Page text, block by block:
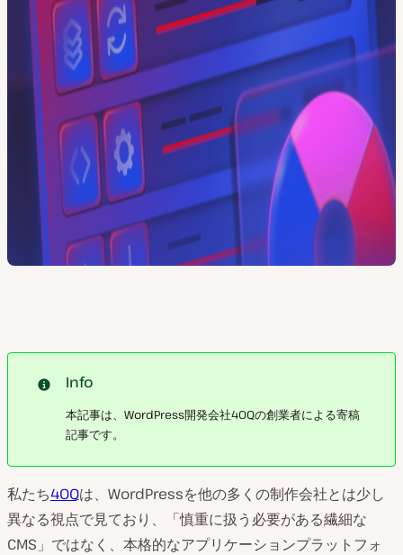
Info
本記事は、WordPress開発会社40Qの創業者による寄稿
記事です。
私たち40Qは、WordPressを他の多くの制作会社とは少し
異なる視点で見ており、「慎重に扱う必要がある繊細な
CMS」ではなく、本格的なアプリケーションプラットフォ